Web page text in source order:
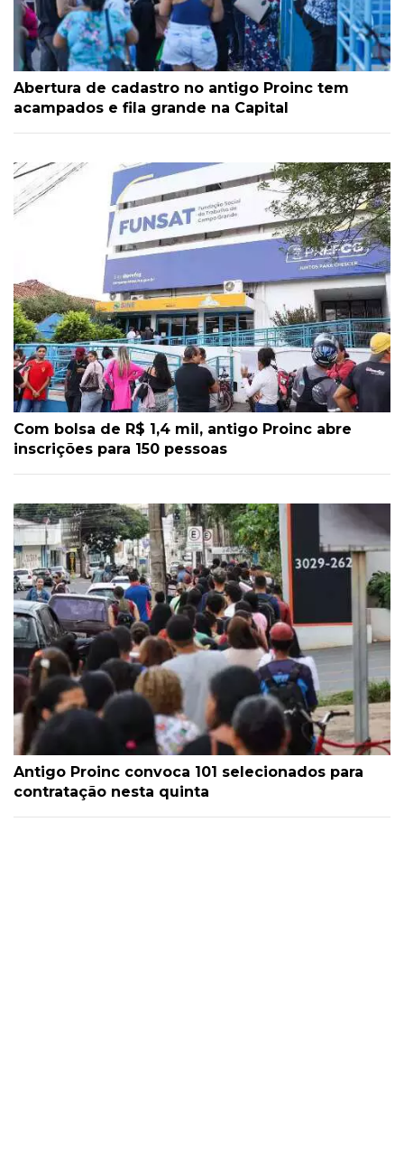
Abertura de cadastro no antigo Proinc tem
acampados e fila grande na Capital
Com bolsa de R$ 1,4 mil, antigo Proinc abre
inscrições para 150 pessoas
Antigo Proinc convoca 101 selecionados para
contratação nesta quinta